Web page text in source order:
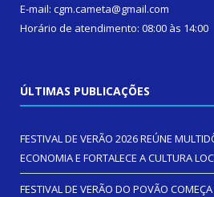
E-mail: cgm.cameta@gmail.com
Horário de atendimento: 08:00 às 14:00
ÚLTIMAS PUBLICAÇÕES
FESTIVAL DE VERÃO 2026 REÚNE
ECONOMIA E FORTALECE A CULTURA
FESTIVAL DE VERÃO DO POVÃO